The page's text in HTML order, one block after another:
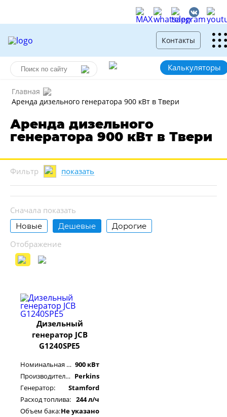
Контакты
Калькуляторы
Главная
Аренда дизельного генератора 900 кВт в Твери
Аренда дизельного
генератора 900 кВт в Твери
Фильтр показать
Сначала показать
Новые Дешевые Дорогие
Отображение
Дизельный
генератор JCB
G1240SPE5
Номинальная мощность: 900 кВт
Производитель двигателя: Perkins
Генератор:
Stamford
Расход топлива: 244 л/ч
Объем бака:Не указано